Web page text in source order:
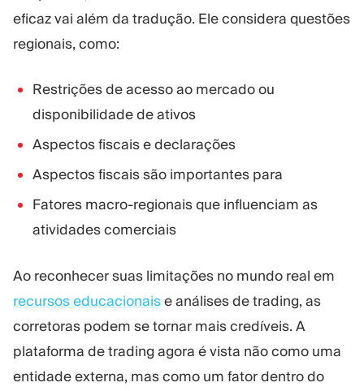
eficaz vai além da tradução. Ele considera questões
regionais, como:
Restrições de acesso ao mercado ou
disponibilidade de ativos
Aspectos fiscais e declarações
Aspectos fiscais são importantes para
Fatores macro-regionais que influenciam as
atividades comerciais
Ao reconhecer suas limitações no mundo real em
recursos educacionaise análises de trading, as
corretoras podem se tornar mais credíveis. A
plataforma de trading agora é vista não como uma
entidade externa, mas como um fator dentro do